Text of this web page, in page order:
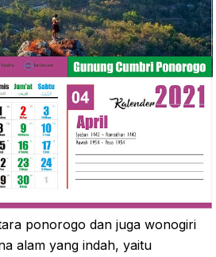
ponorogo dan juga wonogiri
alam yang indah, yaitu